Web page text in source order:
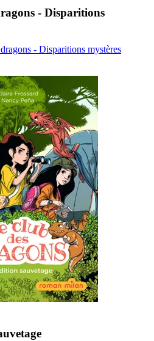
- Disparitions
- Disparitions mystères